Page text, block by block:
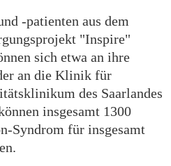
-patienten aus dem
"Inspire"
sich etwa an ihre
an die Klinik für
des Saarlandes
insgesamt 1300
Syndrom für insgesamt